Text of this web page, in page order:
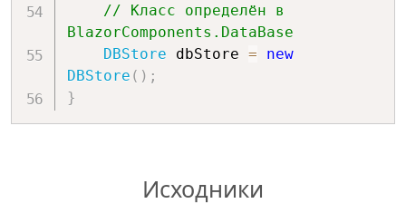
// Класс определён в
BlazorComponents.DataBase
DBStore dbStore =
new
DBStore ( ) ;
}
Исходники